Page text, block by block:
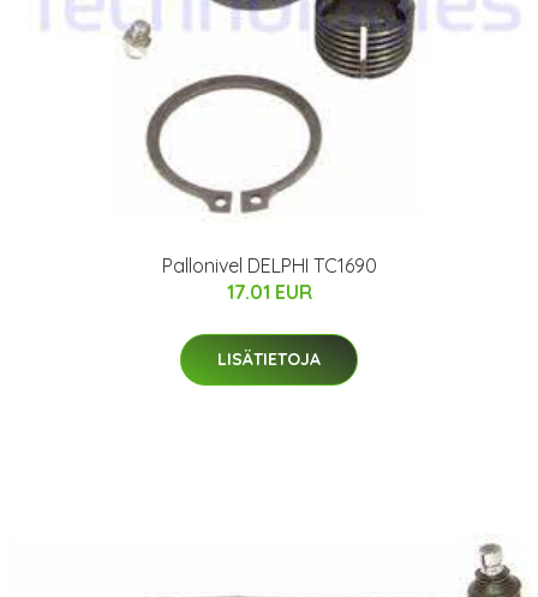
Pallonivel DELPHI TC1690
17.01 EUR
LISÄTIETOJA